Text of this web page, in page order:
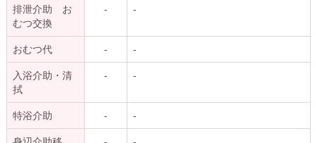
排泄介助 お
むつ交換
- -
おむつ代 - -
入浴介助・清
拭
- -
特浴介助 - -